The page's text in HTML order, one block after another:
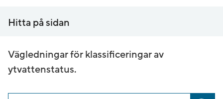
Hitta på sidan
Vägledningar för klassificeringar av
ytvattenstatus.